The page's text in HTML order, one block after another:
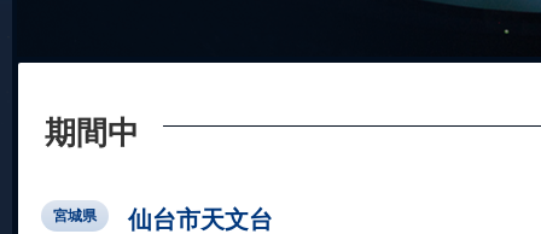
期間中
宮城県 仙台市天文台